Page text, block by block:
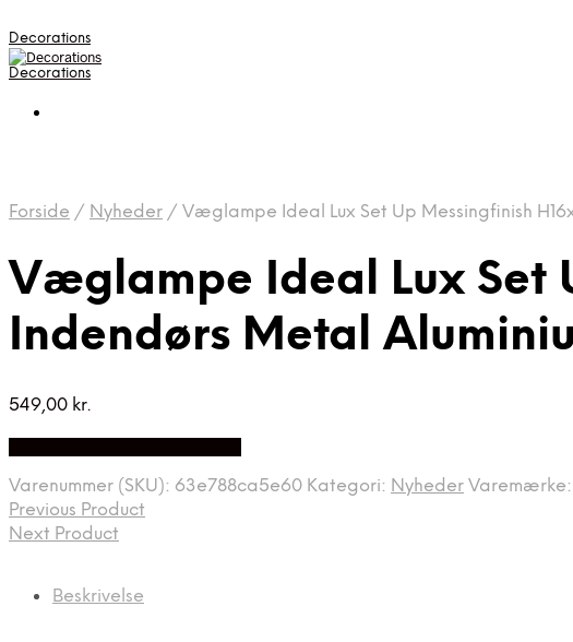
Decorations
Decorations
Forside / Nyheder / Væglampe Ideal Lux Set Up Messingfinish
Væglampe Ideal Lux Set
Indendørs Metal
549,00 kr.
Varenummer (SKU): 63e788ca5e60 Kategori: Nyheder Varemærke:
Previous Product
Next Product
Beskrivelse